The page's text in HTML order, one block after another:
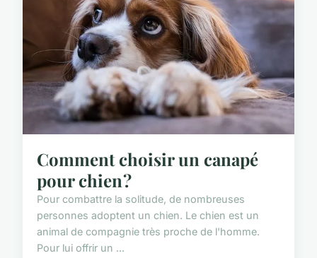
Comment choisir un canapé
pour chien ?
Pour combattre la solitude, de nombreuses
personnes adoptent un chien. Le chien est un
animal de compagnie très proche de l'homme.
Pour lui offrir un ...